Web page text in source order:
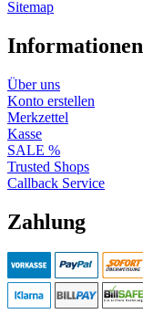
Sitemap
Informationen
Über uns
Konto erstellen
Merkzettel
Kasse
SALE %
Trusted Shops
Callback Service
Zahlung